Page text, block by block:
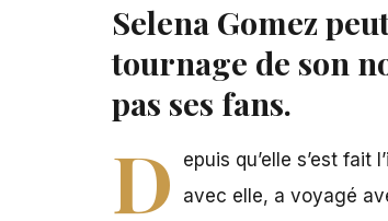
Selena Gomez
tournage de son
pas ses fans.
D epuis qu’elle s’est fait
avec elle, a voyagé